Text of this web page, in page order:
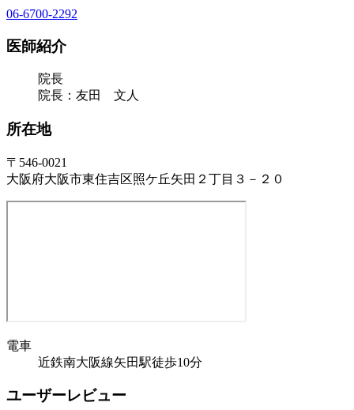
06-6700-2292
医師紹介
院長
院長：友田 文人
所在地
〒546-0021
大阪府大阪市東住吉区照ケ丘矢田２丁目３－２０
電車
近鉄南大阪線矢田駅徒歩10分
ユーザーレビュー